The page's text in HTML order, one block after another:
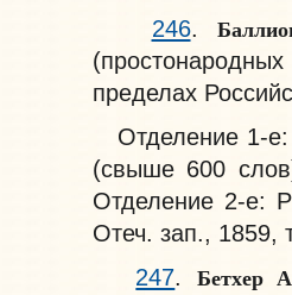
246.
пределах
Отделение 1-е:
(свыше 600
Отделение 2-е:
Отеч. зап.,
247. Бетхер